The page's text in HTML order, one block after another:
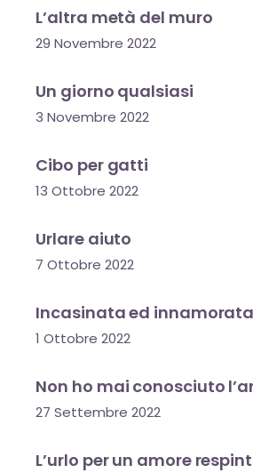
L’altra metà del muro
29 Novembre 2022
Un giorno qualsiasi
3 Novembre 2022
Cibo per gatti
13 Ottobre 2022
Urlare aiuto
7 Ottobre 2022
Incasinata ed innamorata
1 Ottobre 2022
Non ho mai conosciuto
27 Settembre 2022
L’urlo per un amore